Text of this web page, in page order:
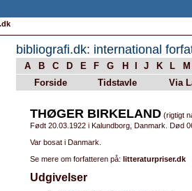
bibliografi.dk: international
A B C D E F G H J K L M
Forside
Tidstavle Via
THØGER BIRKELAND (rigtigt
Født 20.03.1922 i Kalundborg, Danmark. Død
Var bosat i Danmark.
Se mere om forfatteren på: litteraturpriser.dk
Udgivelser